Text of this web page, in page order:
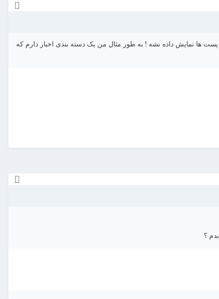
ها نمایش داده نشه ! به طور مثال من یک دسته بندی اخبار دارم که
؟